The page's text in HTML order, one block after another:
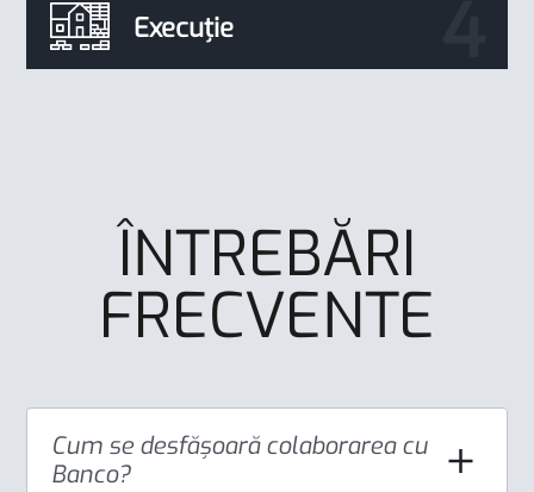
Execuție
ÎNTREBĂRI
FRECVENTE
Cum se desfășoară colaborarea cu
Banco?